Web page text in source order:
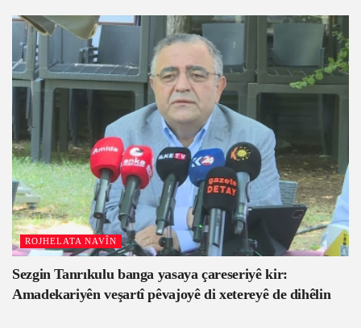
ROJHELATA NAVÎN
Sezgin Tanrıkulu banga yasaya çareseriyê kir:
Amadekariyên veşartî pêvajoyê di xetereyê de dihêlin